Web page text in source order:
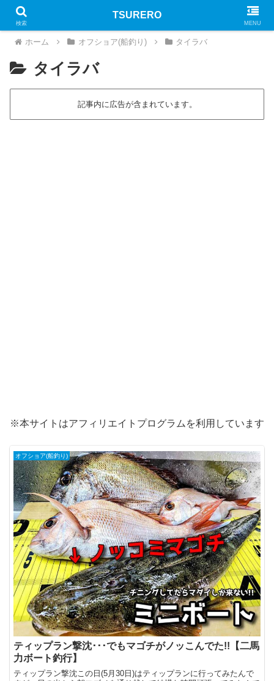
PR
ホーム オフショア(船釣り) タイラバ
タイラバ
記事内に広告が含まれています。
※本サイトはアフィリエイトプログラムを利用しています
オフショア(船釣り)
ティップラン撃沈･･･でもマゴチがノッこんでた!!【二馬
力ボート釣行】
ティップラン撃沈この日(5月30日)はティップランに行ってみたんで
検索
TSURERO
MENU